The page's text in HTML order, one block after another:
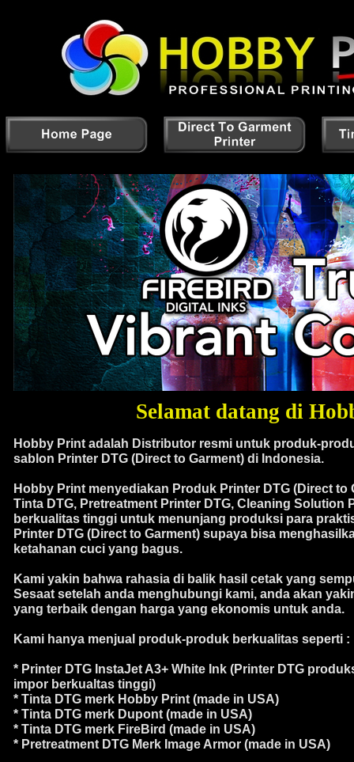
Selamat datang di
Hobby Print adalah Distributor resmi untuk produk-
sablon Printer DTG (Direct to Garment) di Indonesia.
Hobby Print menyediakan Produk Printer DTG (Direct
Tinta DTG, Pretreatment Printer DTG, Cleaning Solution
berkualitas tinggi untuk menunjang produksi para
Printer DTG (Direct to Garment) supaya bisa
ketahanan cuci yang bagus.
Kami yakin bahwa rahasia di balik hasil cetak yang
Sesaat setelah anda menghubungi kami, anda akan
yang terbaik dengan harga yang ekonomis untuk anda.
Kami hanya menjual produk-produk berkualitas seperti :
* Printer DTG InstaJet A3+ White Ink (Printer DTG
impor berkualtas tinggi)
* Tinta DTG merk Hobby Print (made in USA)
* Tinta DTG merk Dupont (made in USA)
* Tinta DTG merk FireBird (made in USA)
* Pretreatment DTG Merk Image Armor (made in USA)